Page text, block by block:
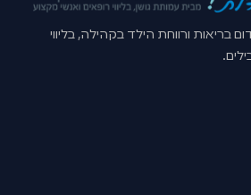
בריאות ורווחת הילד בקהילה, בליווי